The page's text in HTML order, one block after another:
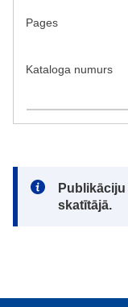
Pages
Kataloga numurs
Note:
skatītājā.